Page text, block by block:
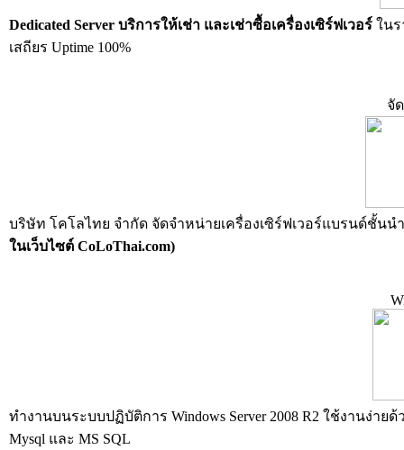
Dedicated Server บริการให้เช่า และเช่าซื้อเครื่องเซิร์ฟเวอร์ ใน
เสถียร Uptime 100%
จั
บริษัท โคโลไทย จำกัด จัดจำหน่ายเครื่องเซิร์ฟเวอร์แบรนด์ชั้นน
ในเว็บไซต์ CoLoThai.com)
ทำงานบนระบบปฏิบัติการ Windows Server 2008 R2 ใช้งานง่ายด้
Mysql และ MS SQL